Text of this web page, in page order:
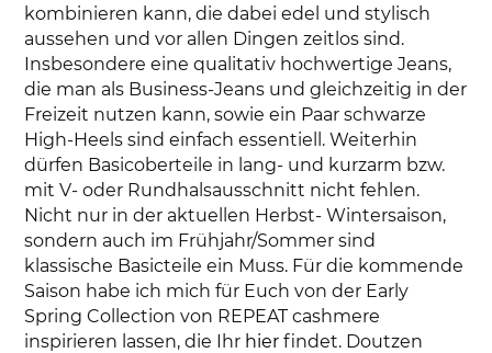
kombinieren kann, die dabei edel und stylisch
aussehen und vor allen Dingen zeitlos sind.
Insbesondere eine qualitativ hochwertige Jeans,
die man als Business-Jeans und gleichzeitig in der
Freizeit nutzen kann, sowie ein Paar schwarze
High-Heels sind einfach essentiell. Weiterhin
dürfen Basicoberteile in lang- und kurzarm bzw.
mit V- oder Rundhalsausschnitt nicht fehlen.
Nicht nur in der aktuellen Herbst- Wintersaison,
sondern auch im Frühjahr/Sommer sind
klassische Basicteile ein Muss. Für die kommende
Saison habe ich mich für Euch von der Early
Spring Collection von REPEAT cashmere
inspirieren lassen, die Ihr hier findet. Doutzen